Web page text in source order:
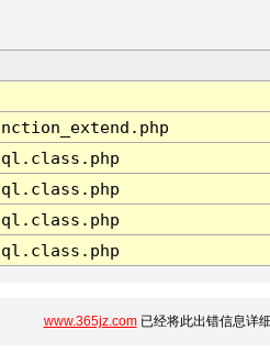
www.365jz.com已经将此出错信息详